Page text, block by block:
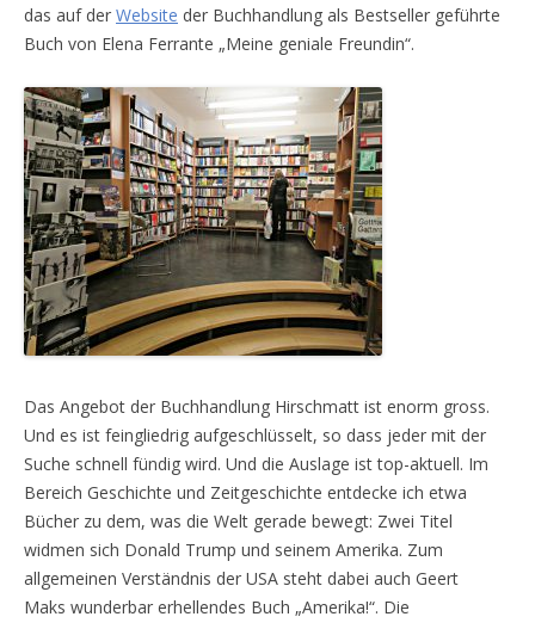
das auf der Website der Buchhandlung als Bestseller geführte
Buch von Elena Ferrante „Meine geniale Freundin“.
Das Angebot der Buchhandlung Hirschmatt ist enorm gross.
Und es ist feingliedrig aufgeschlüsselt, so dass jeder mit der
Suche schnell fündig wird. Und die Auslage ist top-aktuell. Im
Bereich Geschichte und Zeitgeschichte entdecke ich etwa
Bücher zu dem, was die Welt gerade bewegt: Zwei Titel
widmen sich Donald Trump und seinem Amerika. Zum
allgemeinen Verständnis der USA steht dabei auch Geert
Maks wunderbar erhellendes Buch „Amerika!“. Die